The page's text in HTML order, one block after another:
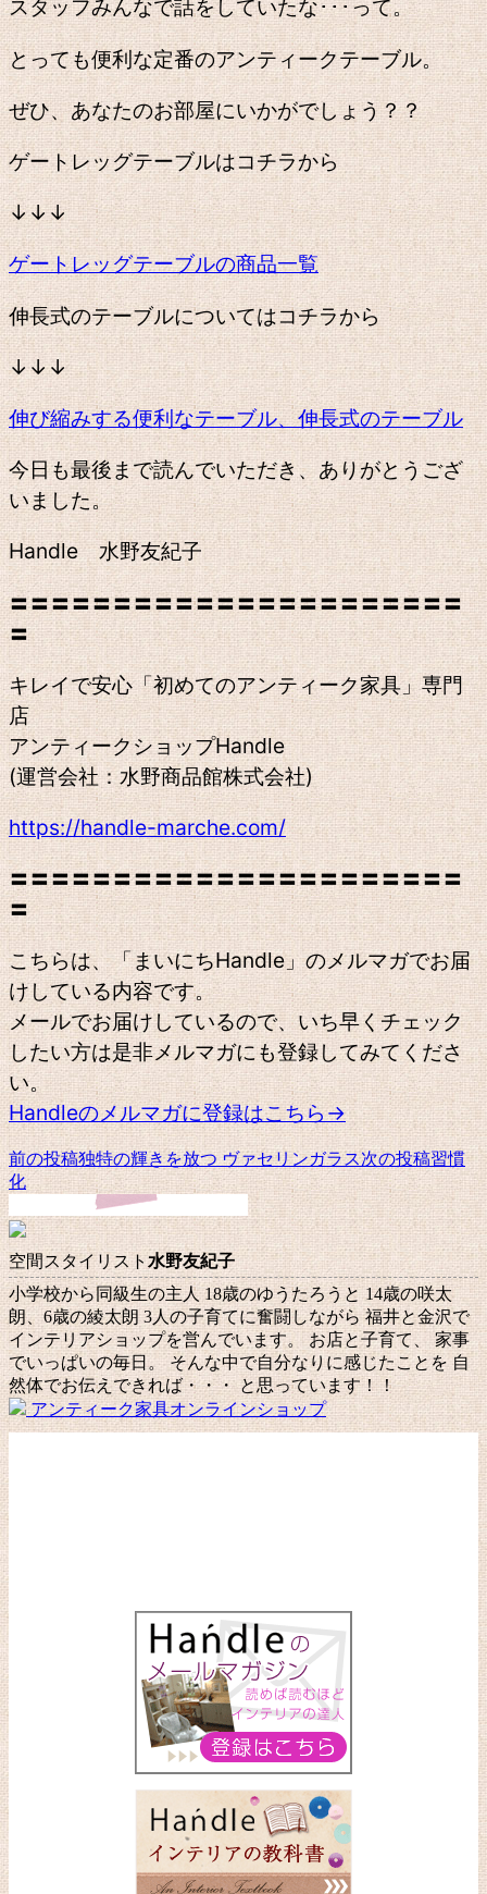
スタッフみんなで話をしていたな･･･って。
とっても便利な定番のアンティークテーブル。
ぜひ、あなたのお部屋にいかがでしょう？？
ゲートレッグテーブルはコチラから
↓↓↓
ゲートレッグテーブルの商品一覧
伸長式のテーブルについてはコチラから
↓↓↓
伸び縮みする便利なテーブル、伸長式のテーブル
今日も最後まで読んでいただき、ありがとうござ
いました。
Handle 水野友紀子
〓〓〓〓〓〓〓〓〓〓〓〓〓〓〓〓〓〓〓〓〓〓
〓
キレイで安心「初めてのアンティーク家具」専門
店
アンティークショップHandle
(運営会社：水野商品館株式会社)
https://handle-marche.com/
〓〓〓〓〓〓〓〓〓〓〓〓〓〓〓〓〓〓〓〓〓〓
〓
こちらは、「まいにちHandle」のメルマガでお届
けしている内容です。
メールでお届けしているので、いち早くチェック
したい方は是非メルマガにも登録してみてくださ
い。
Handleのメルマガに登録はこちら→
投
稿
ナ
ビ
ゲ
ー
シ
ョ
前の投稿独特の輝きを放つ ヴァセリンガラス次の投稿習慣
化
空間スタイリスト水野友紀子
小学校から同級生の主人 18歳のゆうたろうと 14歳の咲太
朗、6歳の綾太朗 3人の子育てに奮闘しながら 福井と金沢で
インテリアショップを営んでいます。 お店と子育て、 家事
でいっぱいの毎日。 そんな中で自分なりに感じたことを 自
然体でお伝えできれば・・・ と思っています！！
アンティーク家具オンラインショップ